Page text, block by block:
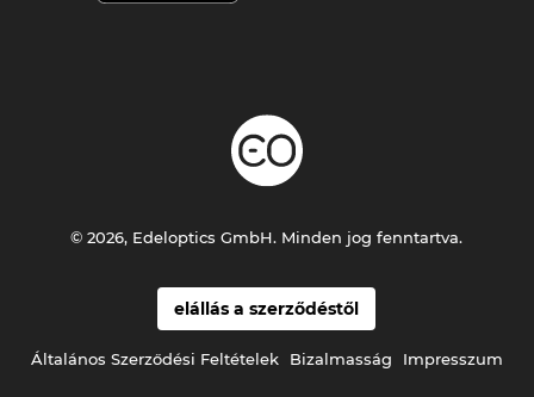
elállás a szerződéstől
Általános Szerződési Feltételek Bizalmasság Impresszum
© 2026, Edeloptics GmbH. Minden jog fenntartva.